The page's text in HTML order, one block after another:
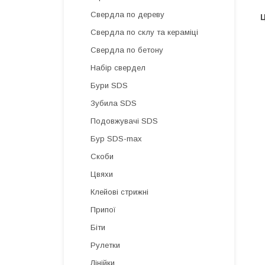
Свердла по дереву
Свердла по склу та кераміці
Свердла по бетону
Набір свердел
Бури SDS
Зубила SDS
Подовжувачі SDS
Бур SDS-max
Скоби
Цвяхи
Клейові стрижні
Припої
Біти
Рулетки
Лінійки